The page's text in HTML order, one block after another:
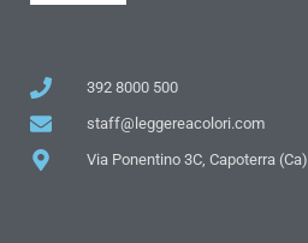
392 8000 500
staff@leggereacolori.com
Via Ponentino 3C, Capoterra (Ca)